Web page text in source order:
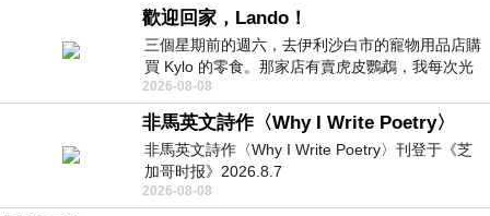
歡迎回家，Lando！
三個星期前的週六，去伊利沙白市的寵物用品店購
買 Kylo 的零食。那家店有賣虎皮鸚鵡，我每次光
顧都會去看一下。他們偶爾會引進 C
2026-08-08
非馬英文詩作〈Why I Write Poetry〉
非馬英文詩作〈Why I Write Poetry〉刊登于《芝
加哥时报》2026.8.7
2026-08-08